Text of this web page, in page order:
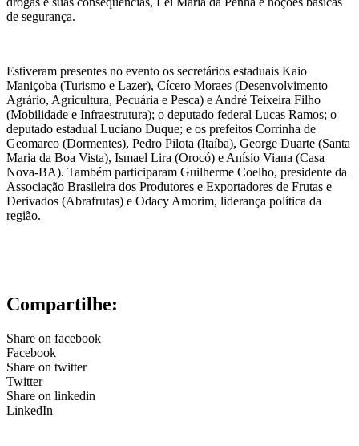
de segurança.
Estiveram presentes no evento os secretários estaduais Kaio
Maniçoba (Turismo e Lazer), Cícero Moraes (Desenvolvimento
Agrário, Agricultura, Pecuária e Pesca) e André Teixeira Filho
(Mobilidade e Infraestrutura); o deputado federal Lucas Ramos; o
deputado estadual Luciano Duque; e os prefeitos Corrinha de
Geomarco (Dormentes), Pedro Pilota (Itaíba), George Duarte (Santa
Maria da Boa Vista), Ismael Lira (Orocó) e Anísio Viana (Casa
Nova-BA). Também participaram Guilherme Coelho, presidente da
Associação Brasileira dos Produtores e Exportadores de Frutas e
Derivados (Abrafrutas) e Odacy Amorim, liderança política da
região.
Compartilhe:
Share on facebook
Facebook
Share on twitter
Twitter
Share on linkedin
LinkedIn